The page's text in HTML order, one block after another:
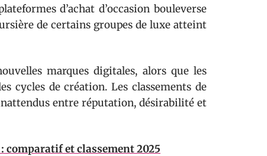
d’achat d’occasion bouleverse
de certains groupes de luxe atteint
marques digitales, alors que les
cycles de création. Les classements de
entre réputation, désirabilité et
comparatif et classement 2025